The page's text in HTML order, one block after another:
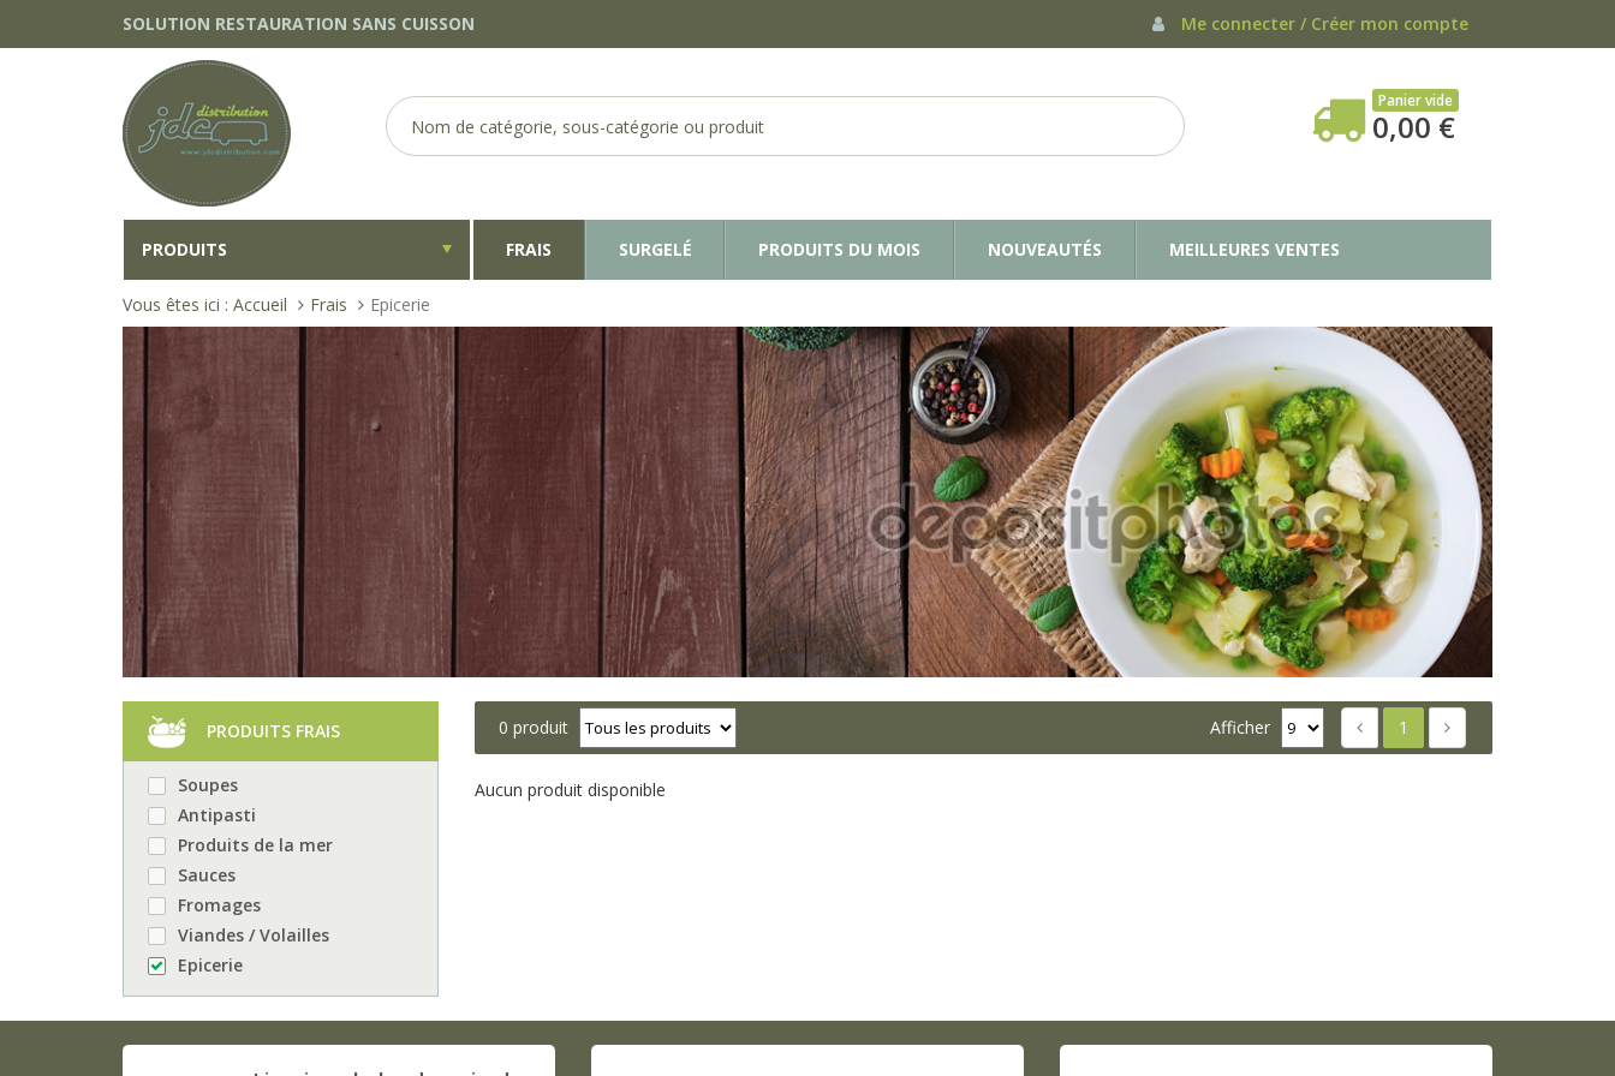
SOLUTION RESTAURATION SANS CUISSON Me connecter / Créer mon compte
Panier vide
0,00 €
PRODUITS FRAIS SURGELÉ PRODUITS DU MOIS NOUVEAUTÉS MEILLEURES VENTES
Vous êtes ici : Accueil Frais Epicerie
PRODUITS FRAIS
Soupes
Antipasti
Produits de la mer
Sauces
Fromages
Viandes / Volailles
Epicerie
0 produit Afficher 1
Aucun produit disponible